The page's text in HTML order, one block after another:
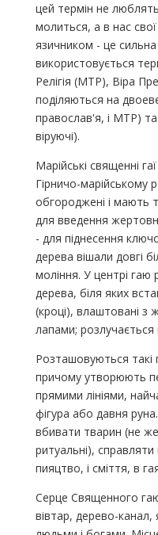
цей термін не
молиться, а в нас
язичником - це
використовується
Релігія (МТР), Віра
поділяються на
православ'я, і ​​МТР)
віруючі).
Марійські священні
Гірничо-марійському
обгороджені і мають
для введення
- для піднесення
дерева вішали довгі
моління. У центрі
дерева, біля яких
(кроці), влаштовані з
лапами; розлучається
Розташовуються такі
причому утворюють
прямими лініями,
фігура або давня
вбивати тварин (не
ритуальні),
пияцтво, і сміття, в
Серце Священного
вівтар, дерево-канал,